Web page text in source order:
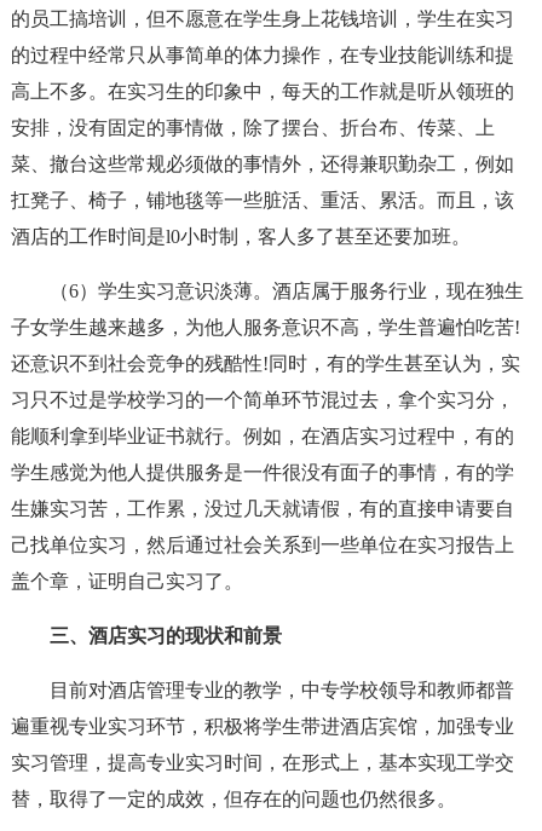
的员工搞培训，但不愿意在学生身上花钱培训，学生在实习
的过程中经常只从事简单的体力操作，在专业技能训练和提
高上不多。在实习生的印象中，每天的工作就是听从领班的
安排，没有固定的事情做，除了摆台、折台布、传菜、上
菜、撤台这些常规必须做的事情外，还得兼职勤杂工，例如
扛凳子、椅子，铺地毯等一些脏活、重活、累活。而且，该
酒店的工作时间是l0小时制，客人多了甚至还要加班。
（6）学生实习意识淡薄。酒店属于服务行业，现在独生
子女学生越来越多，为他人服务意识不高，学生普遍怕吃苦!
还意识不到社会竞争的残酷性!同时，有的学生甚至认为，实
习只不过是学校学习的一个简单环节混过去，拿个实习分，
能顺利拿到毕业证书就行。例如，在酒店实习过程中，有的
学生感觉为他人提供服务是一件很没有面子的事情，有的学
生嫌实习苦，工作累，没过几天就请假，有的直接申请要自
己找单位实习，然后通过社会关系到一些单位在实习报告上
盖个章，证明自己实习了。
三、酒店实习的现状和前景
目前对酒店管理专业的教学，中专学校领导和教师都普
遍重视专业实习环节，积极将学生带进酒店宾馆，加强专业
实习管理，提高专业实习时间，在形式上，基本实现工学交
替，取得了一定的成效，但存在的问题也仍然很多。